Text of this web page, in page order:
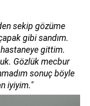
sekip gözüme
gibi sandım.
gittim.
Gözlük mecbur
sonuç böyle
iyiyim."